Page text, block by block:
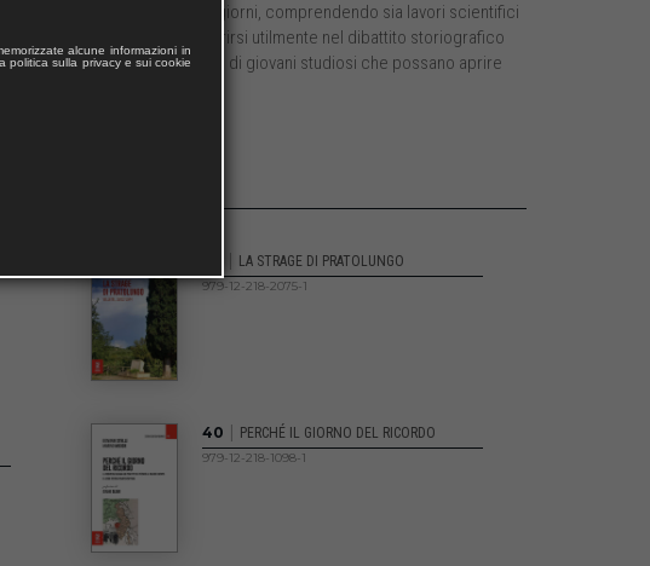
dal 1815 fino ai nostri giorni, comprendendo sia lavori scientifici
della collana è quello di inserirsi utilmente nel dibattito storiografico
sia italiani che stranieri e di giovani studiosi che possano aprire
| LA STRAGE DI PRATOLUNGO
979-12-218-2075-1
40 | PERCHÉ IL GIORNO DEL RICORDO
979-12-218-1098-1
alcune informazioni in
politica sulla privacy e sui cookie